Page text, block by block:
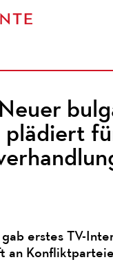
plädiert
erstes TV-
an